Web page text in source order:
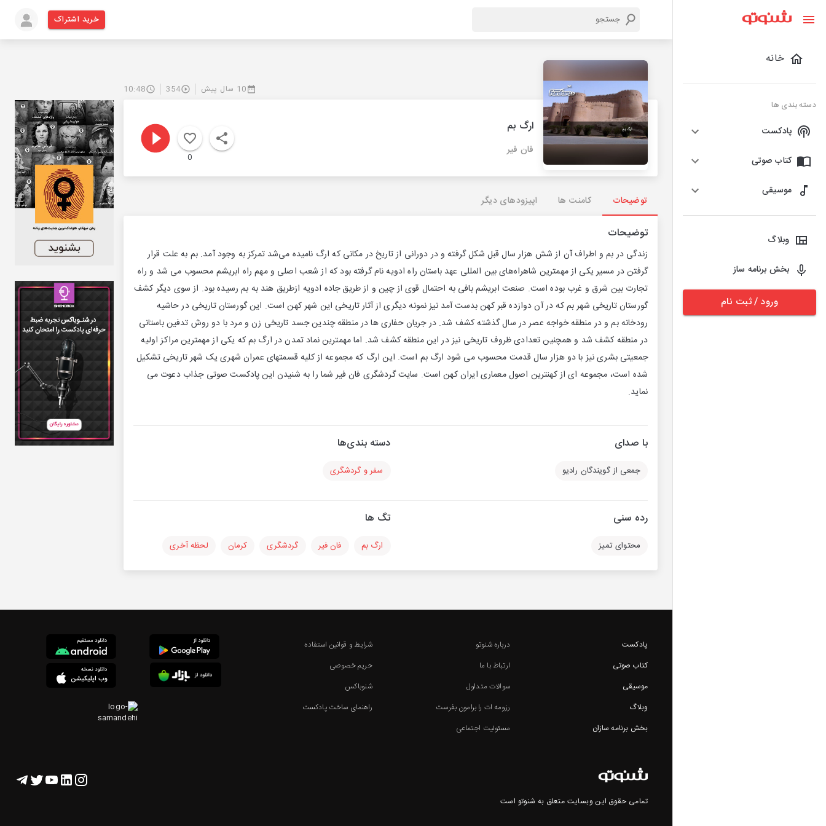
خانه
دسته بندی ها
پادکست
کتاب صوتی
موسیقی
وبلاگ
بخش برنامه ساز
ورود / ثبت نام
خرید اشتراک
10 سال پیش 354
10:48
ارگ بم
فان فیر
0
توضیحات کامنت ها اپیزودهای دیگر
توضیحات
زندگی در بم و اطراف آن از شش هزار سال قبل شکل گرفته و در دورانی از تاریخ در مکانی که ارگ نامیده می‌شد تمرکز به وجود آمد. بم به علت قرار
گرفتن در مسیر یکی از مهمترین شاهراه‌های بین المللی عهد باستان راه ادویه نام گرفته بود که از شعب اصلی و مهم راه ابریشم محسوب می ‌شد و راه
تجارت بین شرق و غرب بوده است. صنعت ابریشم بافی به احتمال قوی از چین و از طریق جاده ادویه ازطریق هند به بم رسیده بود. از سوی دیگر کشف
گورستان تاریخی شهر بم که در آن دوازده قبر کهن بدست آمد نیز نمونه دیگری از آثار تاریخی این شهر کهن است. این گورستان تاریخی در حاشیه
رودخانه بم و در منطقه خواجه عصر در سال گذشته کشف شد. در جریان حفاری ها در منطقه چندین جسد تاریخی زن و مرد با دو روش تدفین باستانی
در منطقه کشف شد و همچنین تعدادی ظروف تاریخی نیز در این منطقه کشف شد. اما مهمترین نماد تمدن در ارگ بم که یکی از مهمترین مراکز اولیه
جمعیتی بشری نیز با دو هزار سال قدمت محسوب می شود ارگ بم است. این ارگ که مجموعه از کلیه قسمتهای عمران شهری یک شهر تاریخی تشکیل
شده است، مجموعه ای از کهنترین اصول معماری ایران کهن است. سایت گردشگری فان فیر شما را به شنیدن این پادکست صوتی جذاب دعوت می
نماید.
با صدای
جمعی از گویندگان رادیو
دسته بندی‌ها
سفر و گردشگری
رده سنی
محتوای تمیز
تگ ها
ارگ بم فان فیر گردشگری کرمان لحظه آخری
پادکست
کتاب صوتی
موسیقی
وبلاگ
بخش برنامه سازان
درباره شنوتو
ارتباط با ما
سوالات متداول
رزومه ات را برامون بفرست
مسئولیت اجتماعی
شرایط و قوانین استفاده
حریم خصوصی
شنوباکس
راهنمای ساخت پادکست
تمامی حقوق این وبسایت متعلق به شنوتو است